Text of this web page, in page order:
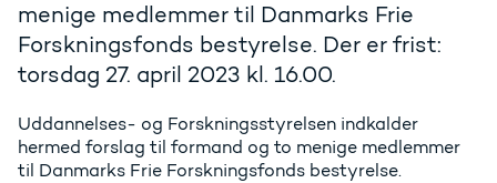
menige medlemmer til Danmarks Frie
Forskningsfonds bestyrelse. Der er frist:
torsdag 27. april 2023 kl. 16.00.
Uddannelses- og Forskningsstyrelsen indkalder
hermed forslag til formand og to menige medlemmer
til Danmarks Frie Forskningsfonds bestyrelse.